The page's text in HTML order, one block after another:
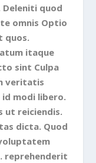
quod
omnis Optio
quos.
itaque
sint Culpa
veritatis
modi libero.
ut reiciendis.
dicta. Quod
reprehenderit